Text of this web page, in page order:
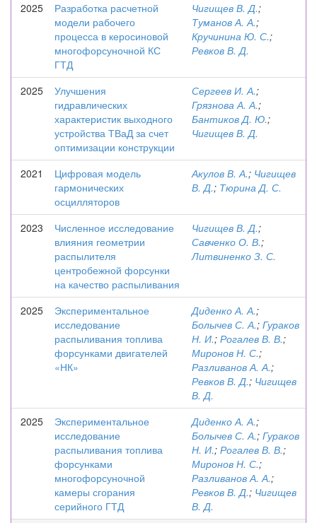
2025
Разработка расчетной
модели рабочего
процесса в керосиновой
многофорсуночной КС
ГТД
Чигищев В. Д.;
Туманов А. А.;
Кручинина Ю. С.;
Ревков В. Д.
2025
Улучшения
гидравлических
характеристик выходного
устройства ТВаД за счет
оптимизации конструкции
Сергеев И. А.;
Грязнова А. А.;
Бантиков Д. Ю.;
Чигищев В. Д.
2021
Цифровая модель
гармонических
осцилляторов
Акулов В. А.; Чигищев
В. Д.; Тюрина Д. С.
2023
Численное исследование
влияния геометрии
распылителя
центробежной форсунки
на качество распыливания
Чигищев В. Д.;
Савченко О. В.;
Литвиненко З. С.
2025
Экспериментальное
исследование
распыливания топлива
форсунками двигателей
«НК»
Диденко А. А.;
Болычев С. А.; Гураков
Н. И.; Рогалев В. В.;
Миронов Н. С.;
Разливанов А. А.;
Ревков В. Д.; Чигищев
В. Д.
2025
Экспериментальное
исследование
распыливания топлива
форсунками
многофорсуночной
камеры сгорания
серийного ГТД
Диденко А. А.;
Болычев С. А.; Гураков
Н. И.; Рогалев В. В.;
Миронов Н. С.;
Разливанов А. А.;
Ревков В. Д.; Чигищев
В. Д.